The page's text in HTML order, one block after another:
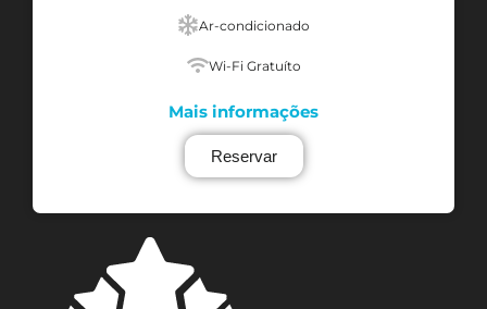
Ar-condicionado
Wi-Fi Gratuíto
Mais informações
Reservar